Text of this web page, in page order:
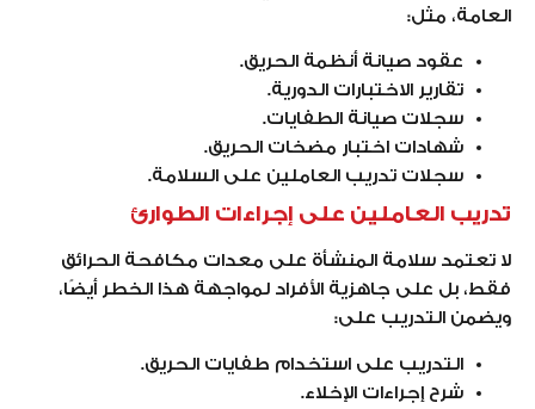
العامة، مثل:
عقود صيانة أنظمة الحريق.
تقارير الاختبارات الدورية.
سجلات صيانة الطفايات.
شهادات اختبار مضخات الحريق.
سجلات تدريب العاملين على السلامة.
تدريب العاملين على إجراءات الطوارئ
لا تعتمد سلامة المنشأة على معدات مكافحة الحرائق
فقط، بل على جاهزية الأفراد لمواجهة هذا الخطر أيضًا،
ويضمن التدريب على:
التدريب على استخدام طفايات الحريق.
شرح إجراءات الإخلاء.